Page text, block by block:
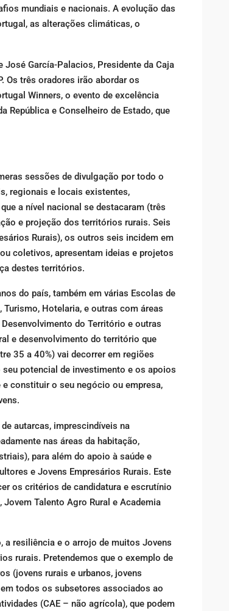
mundiais e nacionais. A evolução das
as alterações climáticas, o
García-Palacios, Presidente da Caja
Os três oradores irão abordar os
Winners, o evento de excelência
República e Conselheiro de Estado, que
sessões de divulgação por todo o
regionais e locais existentes,
a nível nacional se destacaram (três
e projeção dos territórios rurais. Seis
Rurais), os outros seis incidem em
coletivos, apresentam ideias e projetos
destes territórios.
do país, também em várias Escolas de
Hotelaria, e outras com áreas
do Território e outras
e desenvolvimento do território que
35 a 40%) vai decorrer em regiões
potencial de investimento e os apoios
constituir o seu negócio ou empresa,
autarcas, imprescindíveis na
nas áreas da habitação,
para além do apoio à saúde e
e Jovens Empresários Rurais. Este
os critérios de candidatura e escrutínio
Talento Agro Rural e Academia
a resiliência e o arrojo de muitos Jovens
rurais. Pretendemos que o exemplo de
(jovens rurais e urbanos, jovens
todos os subsetores associados ao
(CAE – não agrícola), que podem